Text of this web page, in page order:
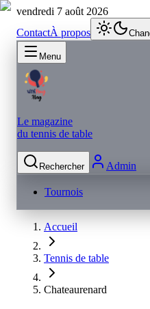
vendredi 7 août 2026
ContactÀ propos
Menu
Le magazine
du tennis de table
Rechercher Admin
Tournois
Accueil
Tennis de table
Chateaurenard